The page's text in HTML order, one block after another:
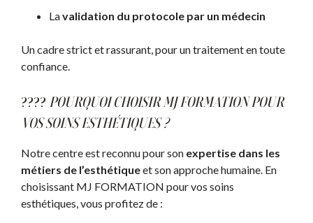
Lavalidation du protocole par un médecin
Un cadre strict et rassurant, pour un traitement en toute
confiance.
???? POURQUOI CHOISIR MJ FORMATION POUR
VOS SOINS ESTHÉTIQUES ?
Notre centre est reconnu pour son expertise dans les
métiers de l’esthétiqueet son approche humaine. En
choisissant MJ FORMATION pour vos soins
esthétiques, vous profitez de :